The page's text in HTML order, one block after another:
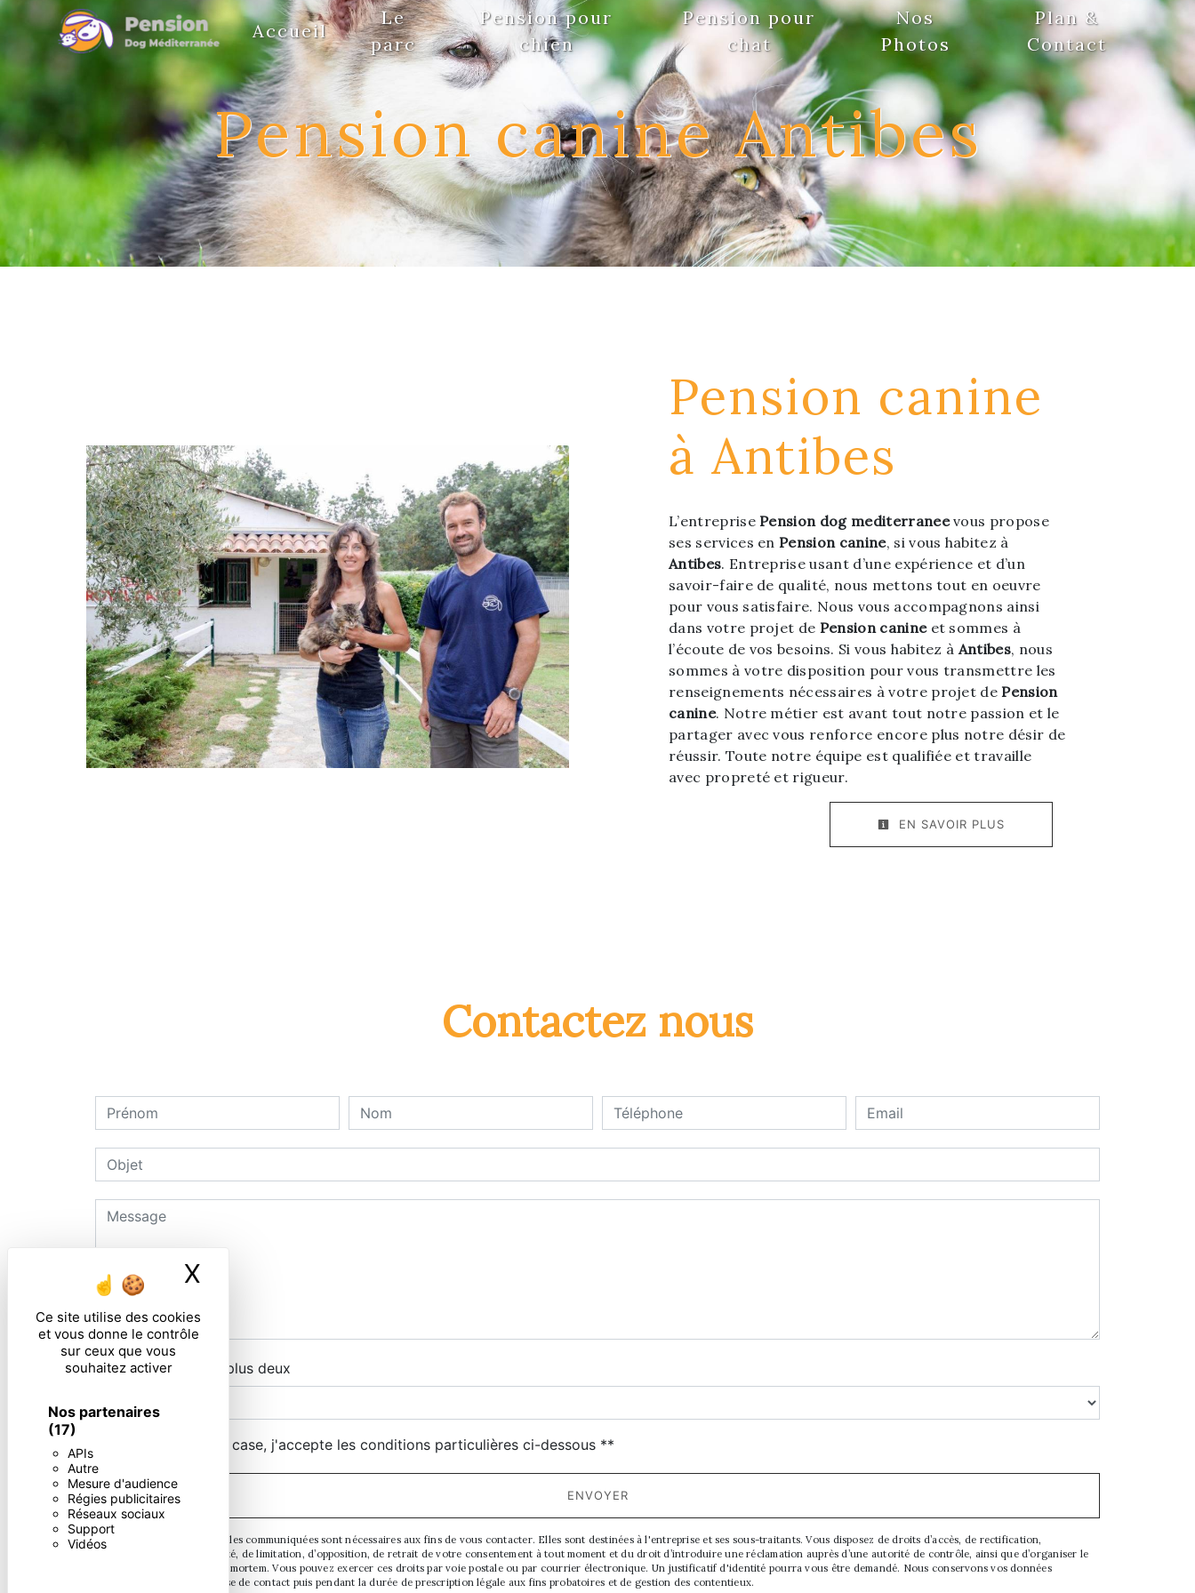
Panneau de gestion des cookies
Ce site utilise des cookies
et vous donne le contrôle
sur ceux que vous
souhaitez activer
Nos partenaires
(17)
APIs
Autre
Mesure d'audience
Régies publicitaires
Réseaux sociaux
Support
Vidéos
X
Accueil
Le
parc
Pension pour
chien
Pension pour
chat
Nos
Photos
Plan &
Contact
Pension canine Antibes
Pension canine
à Antibes
L’entreprisePension dog mediterraneevous propose
ses services enPension canine, si vous habitez à
Antibes. Entreprise usant d’une expérience et d’un
savoir-faire de qualité, nous mettons tout en oeuvre
pour vous satisfaire. Nous vous accompagnons ainsi
dans votre projet de Pension canineet sommes à
l’écoute de vos besoins. Si vous habitez à Antibes, nous
sommes à votre disposition pour vous transmettre les
renseignements nécessaires à votre projet dePension
canine. Notre métier est avant tout notre passion et le
partager avec vous renforce encore plus notre désir de
réussir. Toute notre équipe est qualifiée et travaille
avec propreté et rigueur.
EN SAVOIR PLUS
Contactez nous
Combien font neuf plus deux
En cochant cette case, j'accepte les conditions particulières ci-dessous **
ENVOYER
** Les données personnelles communiquées sont nécessaires aux fins de vous contacter. Elles sont destinées à l'entreprise et ses sous-traitants. Vous disposez de droits d’accès, de rectification,
d’effacement, de portabilité, de limitation, d’opposition, de retrait de votre consentement à tout moment et du droit d’introduire une réclamation auprès d’une autorité de contrôle, ainsi que d’organiser le
sort de vos données post-mortem. Vous pouvez exercer ces droits par voie postale ou par courrier électronique. Un justificatif d'identité pourra vous être demandé. Nous conservons vos données
pendant la période de prise de contact puis pendant la durée de prescription légale aux fins probatoires et de gestion des contentieux.